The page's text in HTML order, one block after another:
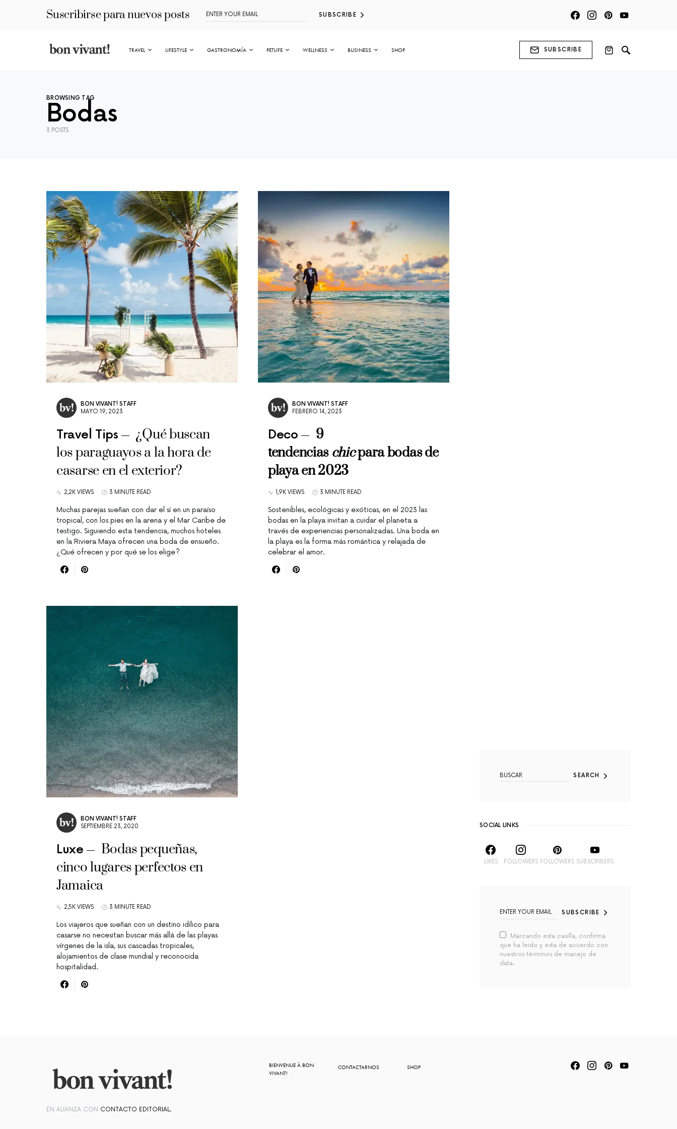
Suscribirse para nuevos posts SUBSCRIBE
TRAVEL LIFESTYLE GASTRONOMÍA PETLIFE WELLNESS BUSINESS SHOP SUBSCRIBE
BROWSING TAG
Bodas
3 POSTS
BON VIVANT! STAFF
MAYO 19, 2023
Travel Tips
¿Qué buscan
los paraguayos a la hora de
casarse en el exterior?
2,2K VIEWS 3 MINUTE READ
Muchas parejas sueñan con dar el sí en un paraíso
tropical, con los pies en la arena y el Mar Caribe de
testigo. Siguiendo esta tendencia, muchos hoteles
en la Riviera Maya ofrecen una boda de ensueño.
¿Qué ofrecen y por qué se los elige?
BON VIVANT! STAFF
FEBRERO 14, 2023
Deco
9
tendencias chicpara bodas de
playa en 2023
1,9K VIEWS 3 MINUTE READ
Sostenibles, ecológicas y exóticas, en el 2023 las
bodas en la playa invitan a cuidar el planeta a
través de experiencias personalizadas. Una boda en
la playa es la forma más romántica y relajada de
celebrar el amor.
BON VIVANT! STAFF
SEPTIEMBRE 23, 2020
Luxe
Bodas pequeñas,
cinco lugares perfectos en
Jamaica
2,5K VIEWS 3 MINUTE READ
Los viajeros que sueñan con un destino idílico para
casarse no necesitan buscar más allá de las playas
vírgenes de la isla, sus cascadas tropicales,
alojamientos de clase mundial y reconocida
hospitalidad.
SEARCH
SOCIAL LINKS
LIKES FOLLOWERS FOLLOWERS SUBSCRIBERS
SUBSCRIBE
Marcando esta casilla, confirma
que ha leido y esta de acuerdo con
nuestros términos de manejo de
data.
EN ALIANZA CON CONTACTO EDITORIAL.
BIENVENUE À BON
VIVANT!
CONTACTARNOS SHOP